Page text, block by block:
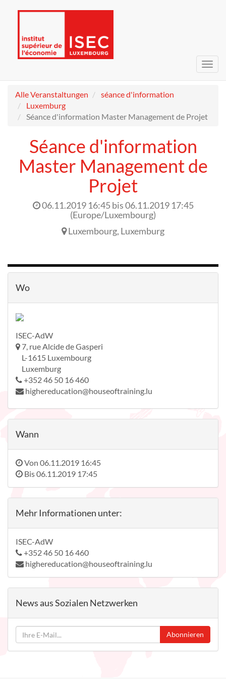
Alle Veranstaltungen
séance d'information
Luxemburg
Séance d'information Master Management de Projet
Séance d'information
Master Management de
Projet
06.11.2019 16:45bis06.11.2019 17:45
(Europe/Luxembourg)
Luxembourg, Luxemburg
Wo
ISEC-AdW
7, rue Alcide de Gasperi
L-1615 Luxembourg
Luxemburg
+352 46 50 16 460
highereducation@houseoftraining.lu
Wann
Von 06.11.2019 16:45
Bis06.11.2019 17:45
Mehr Informationen unter:
ISEC-AdW
+352 46 50 16 460
highereducation@houseoftraining.lu
News aus Sozialen Netzwerken
Abonnieren